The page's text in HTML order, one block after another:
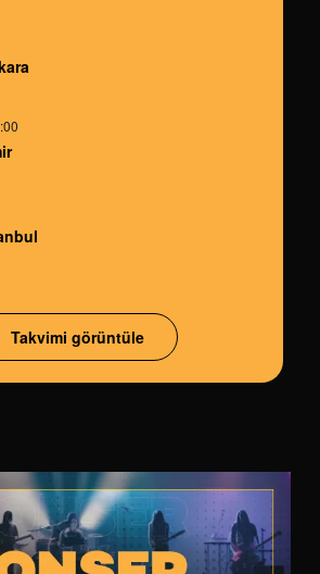
Takvimi görüntüle